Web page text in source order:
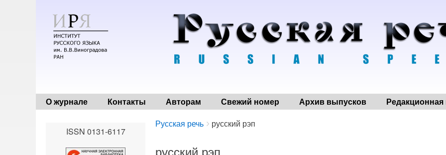
О журнале Контакты Авторам Свежий номер Архив выпусков Редакционная
Breadcrumbs
You
here:
Русская речь русский рэп
русский рэп
ISSN 0131-6117